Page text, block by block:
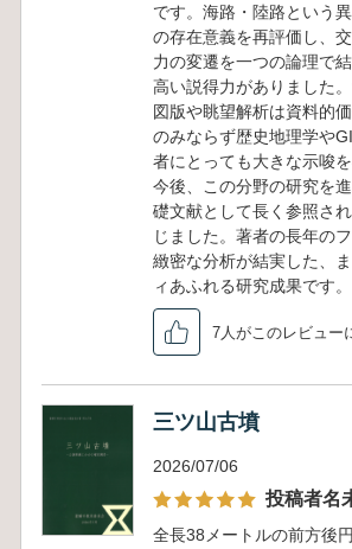
です。海路・陸路という
の存在意義を再評価し、
力の変遷を一つの論理で
高い説得力がありました
図版や眺望解析は資料的
のみならず歴史地理学や
者にとっても大きな示唆
今後、この分野の研究を
礎文献として長く参照さ
じました。著者の長年の
緻密な分析が結実した、
ィあふれる研究成果です。
7人がこのレビュー
三ツ山古墳
2026/07/06
投稿者名
全長38メートルの前方後